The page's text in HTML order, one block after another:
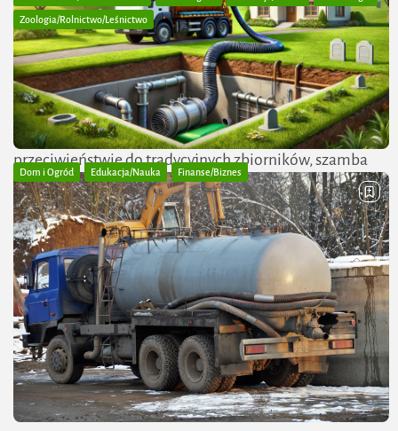
Zoologia/Rolnictwo/Leśnictwo
Szambo ekologiczne – cena z montażem i
kluczowe informacje przed...
Szambo ekologiczne to nowoczesne rozwiązanie do
gromadzenia i częściowego oczyszczania ścieków w
miejscach, gdzie nie ma dostępu do kanalizacji. W
przeciwieństwie do tradycyjnych zbiorników, szamba
ekologiczne wykorzystują naturalne procesy filtracji...
PUBLIKACJA: REDAKCJA ZIELONESTREFY 12 MARCA, 2025
Dom i Ogród Edukacja/Nauka Finanse/Biznes
Wywóz szamba – cena , czynniki wpływające na
koszt i...
Regularny wywóz szamba to konieczność dla właścicieli
nieruchomości, które nie są podłączone do miejskiej
sieci kanalizacyjnej. Koszt wywozu może się znacznie
różnić w zależności od lokalizacji, pojemności
zbiornika, częstotliwości usług...
PUBLIKACJA: REDAKCJA ZIELONESTREFY 12 MARCA, 2025